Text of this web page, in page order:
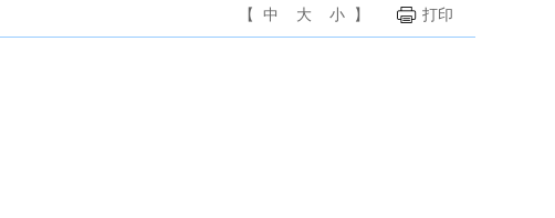
【 中 大 小 】 打印